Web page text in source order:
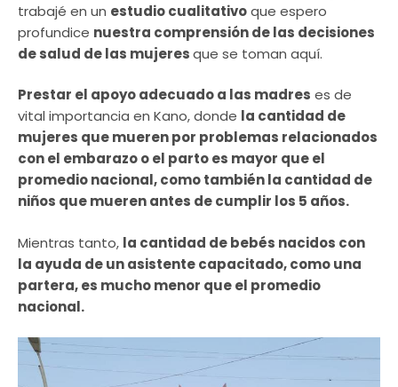
trabajé en un estudio cualitativoque espero
profundice nuestra comprensión de las decisiones
de salud de las mujeresque se toman aquí.
Prestar el apoyo adecuado a las madres es de
vital importancia en Kano, donde la cantidad de
mujeres que mueren por problemas relacionados
con el embarazo o el parto es mayor que el
promedio nacional, como también la cantidad de
niños que mueren antes de cumplir los 5 años.
Mientras tanto, la cantidad de bebés nacidos con
la ayuda de un asistente capacitado, como una
partera, es mucho menor que el promedio
nacional.